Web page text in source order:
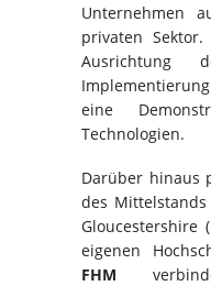
Unternehmen
privaten
eine
Technologien.
Darüber hinaus
des
Gloucestershire
eigenen
FHM